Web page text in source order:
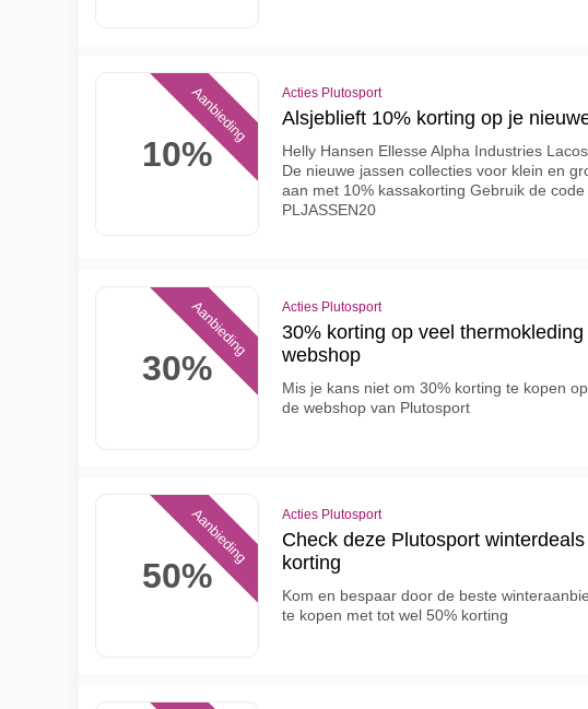
10%
Aanbieding Acties Plutosport
Alsjeblieft 10% korting op je
Helly Hansen Ellesse Alpha Industries
De nieuwe jassen collecties voor klein en
aan met 10% kassakorting Gebruik de
PLJASSEN20
30%
Aanbieding Acties Plutosport
30% korting op veel
webshop
Mis je kans niet om 30% korting te kopen
de webshop van Plutosport
50%
Aanbieding Acties Plutosport
Check deze Plutosport
korting
Kom en bespaar door de beste
te kopen met tot wel 50% korting